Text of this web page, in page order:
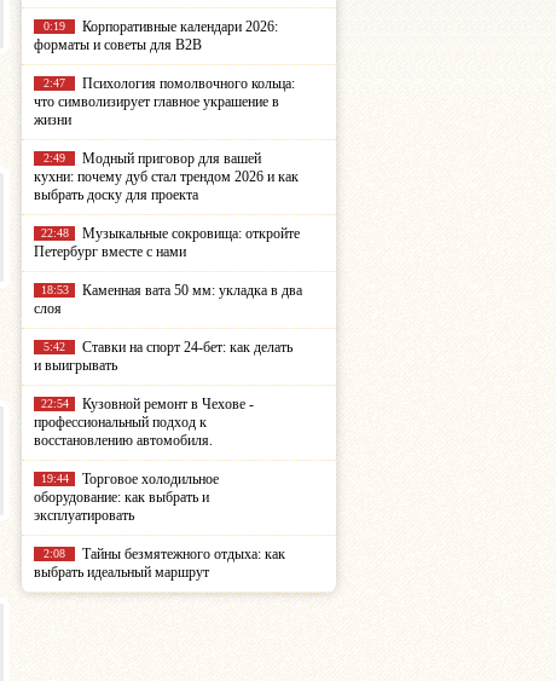
0:19
Корпоративные календари 2026:
форматы и советы для B2B
2:47
Психология помолвочного кольца:
что символизирует главное украшение в
жизни
2:49
Модный приговор для вашей
кухни: почему дуб стал трендом 2026 и как
выбрать доску для проекта
22:48
Музыкальные сокровища: откройте
Петербург вместе с нами
18:53
Каменная вата 50 мм: укладка в два
слоя
5:42
Ставки на спорт 24-бет: как делать
и выигрывать
22:54
Кузовной ремонт в Чехове -
профессиональный подход к
восстановлению автомобиля.
19:44
Торговое холодильное
оборудование: как выбрать и
эксплуатировать
2:08
Тайны безмятежного отдыха: как
выбрать идеальный маршрут